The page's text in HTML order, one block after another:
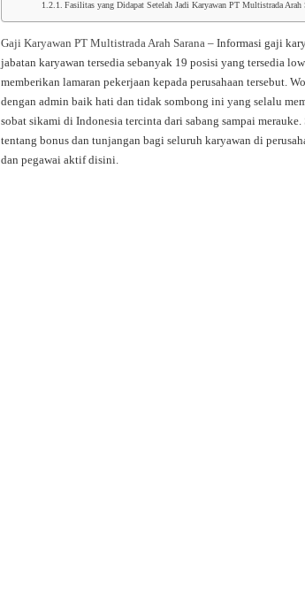
Fasilitas yang Didapat Setelah Jadi Karyawan PT Multistrada Arah
Gaji Karyawan PT Multistrada Arah Sarana– Informasi gaji
jabatan karyawan tersedia sebanyak 19 posisi yang tersedia
memberikan lamaran pekerjaan kepada perusahaan tersebut.
dengan admin baik hati dan tidak sombong ini yang selalu
sobat sikami di Indonesia tercinta dari sabang sampai
tentang bonus dan tunjangan bagi seluruh karyawan di
dan pegawai aktif disini.